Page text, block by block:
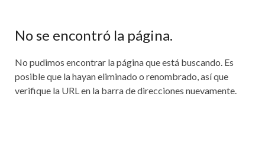
No se encontró la página.
No pudimos encontrar la página que está buscando. Es
posible que la hayan eliminado o renombrado, así que
verifique la URL en la barra de direcciones nuevamente.